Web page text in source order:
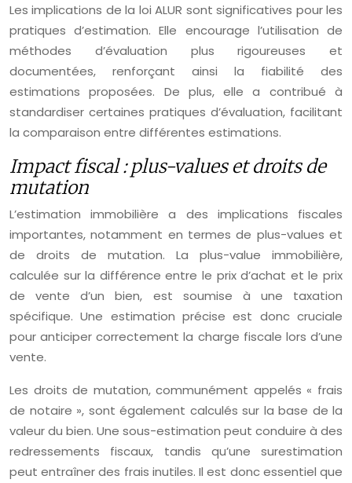
Les implications de la loi ALUR sont significatives pour les
pratiques d’estimation. Elle encourage l’utilisation de
méthodes d’évaluation plus rigoureuses et
documentées, renforçant ainsi la fiabilité des
estimations proposées. De plus, elle a contribué à
standardiser certaines pratiques d’évaluation, facilitant
la comparaison entre différentes estimations.
Impact fiscal : plus-values et droits de
mutation
L’estimation immobilière a des implications fiscales
importantes, notamment en termes de plus-values et
de droits de mutation. La plus-value immobilière,
calculée sur la différence entre le prix d’achat et le prix
de vente d’un bien, est soumise à une taxation
spécifique. Une estimation précise est donc cruciale
pour anticiper correctement la charge fiscale lors d’une
vente.
Les droits de mutation, communément appelés « frais
de notaire », sont également calculés sur la base de la
valeur du bien. Une sous-estimation peut conduire à des
redressements fiscaux, tandis qu’une surestimation
peut entraîner des frais inutiles. Il est donc essentiel que